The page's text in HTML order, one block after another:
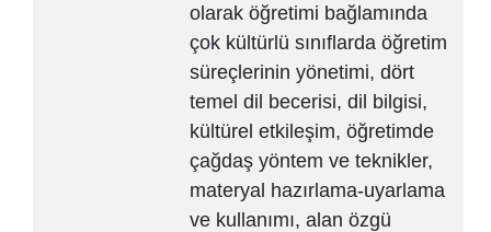
olarak öğretimi bağlamında
çok kültürlü sınıflarda öğretim
süreçlerinin yönetimi, dört
temel dil becerisi, dil bilgisi,
kültürel etkileşim, öğretimde
çağdaş yöntem ve teknikler,
materyal hazırlama-uyarlama
ve kullanımı, alan özgü